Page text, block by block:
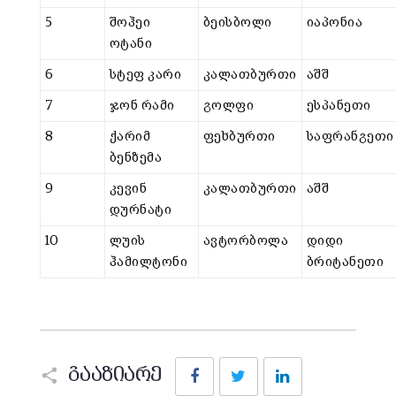
5
შოჰეი
ოტანი
ბეისბოლი იაპონია
6 სტეფ კარი კალათბურთი აშშ
7 ჯონ რამი გოლფი ესპანეთი
8
ქარიმ
ბენზემა
ფეხბურთი საფრანგეთი
9
კევინ
დურნატი
კალათბურთი აშშ
10
ლუის
ჰამილტონი
ავტორბოლა
დიდი
ბრიტანეთი
გააზიარე
FacebookTwitter